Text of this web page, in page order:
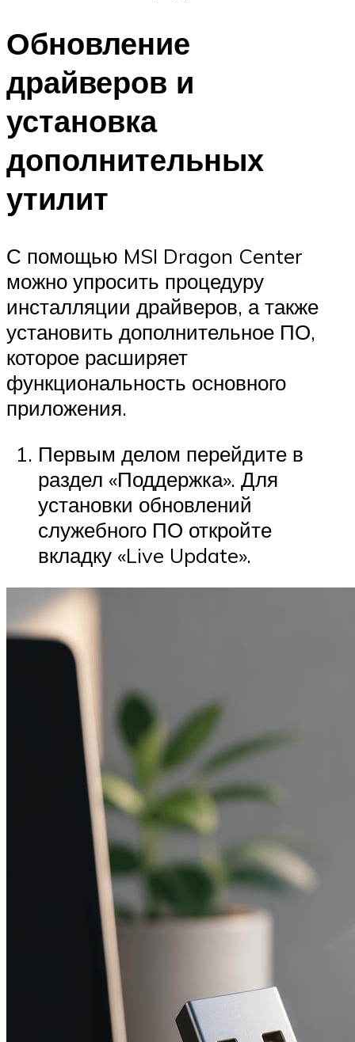
Обновление
драйверов и
установка
дополнительных
утилит
С помощью MSI Dragon Center
можно упросить процедуру
инсталляции драйверов, а также
установить дополнительное ПО,
которое расширяет
функциональность основного
приложения.
Первым делом перейдите в
раздел «Поддержка». Для
установки обновлений
служебного ПО откройте
вкладку «Live Update».